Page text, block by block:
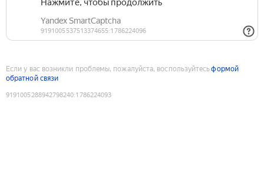
Если у вас возникли проблемы, пожалуйста, воспользуйтесьформой
обратной связи
9191005288942798240:1786224093